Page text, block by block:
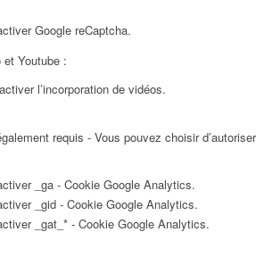
Google reCaptcha.
Youtube :
l’incorporation de vidéos.
requis - Vous pouvez choisir d’autoriser
_ga - Cookie Google Analytics.
_gid - Cookie Google Analytics.
_gat_* - Cookie Google Analytics.